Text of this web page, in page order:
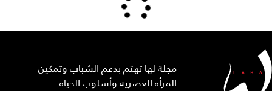
مجلة لها تهتم بدعم الشباب وتمكين
المرأة العصرية وأسلوب الحياة.